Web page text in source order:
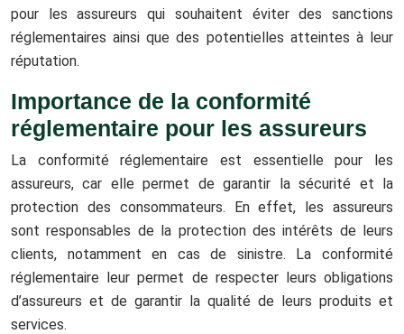
pour les assureurs qui souhaitent éviter des sanctions
réglementaires ainsi que des potentielles atteintes à leur
réputation.
Importance de la conformité
réglementaire pour les assureurs
La conformité réglementaire est essentielle pour les
assureurs, car elle permet de garantir la sécurité et la
protection des consommateurs. En effet, les assureurs
sont responsables de la protection des intérêts de leurs
clients, notamment en cas de sinistre. La conformité
réglementaire leur permet de respecter leurs obligations
d’assureurs et de garantir la qualité de leurs produits et
services.